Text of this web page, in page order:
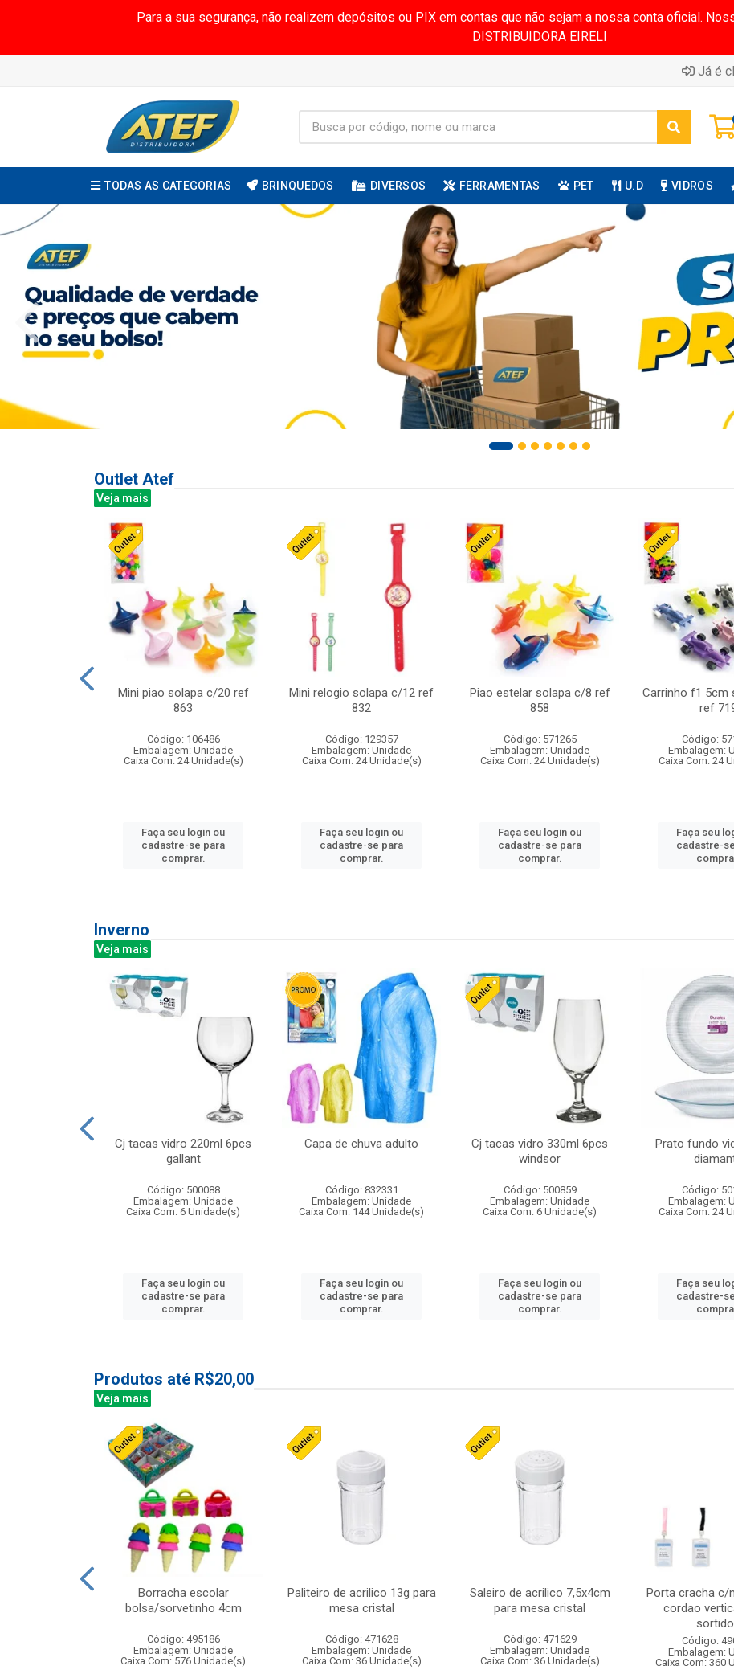
Para a sua segurança, não realizem depósitos ou PIX em contas que não sejam a nossa conta oficial.
DISTRIBUIDORA EIRELI
Já é
TODAS AS CATEGORIAS BRINQUEDOS DIVERSOS FERRAMENTAS PET U.D VIDROS
Outlet Atef
Veja mais
Mini piao solapa c/20 ref
863
Código: 106486
Embalagem: Unidade
Caixa Com: 24 Unidade(s)
Faça seu login ou
cadastre-se para
comprar.
Mini relogio solapa c/12 ref
832
Código: 129357
Embalagem: Unidade
Caixa Com: 24 Unidade(s)
Faça seu login ou
cadastre-se para
comprar.
Piao estelar solapa c/8 ref
858
Código: 571265
Embalagem: Unidade
Caixa Com: 24 Unidade(s)
Faça seu login ou
cadastre-se para
comprar.
Carrinho f1 5cm
ref
Código:
Embalagem:
Caixa Com: 24
Faça seu
cadastre-
Inverno
Veja mais
Cj tacas vidro 220ml 6pcs
gallant
Código: 500088
Embalagem: Unidade
Caixa Com: 6 Unidade(s)
Faça seu login ou
cadastre-se para
comprar.
Capa de chuva adulto
Código: 832331
Embalagem: Unidade
Caixa Com: 144 Unidade(s)
Faça seu login ou
cadastre-se para
comprar.
Cj tacas vidro 330ml 6pcs
windsor
Código: 500859
Embalagem: Unidade
Caixa Com: 6 Unidade(s)
Faça seu login ou
cadastre-se para
comprar.
Prato fundo
Código:
Embalagem:
Caixa Com: 24
Faça seu
cadastre-
Produtos até R$20,00
Veja mais
Borracha escolar
bolsa/sorvetinho 4cm
Código: 495186
Embalagem: Unidade
Caixa Com: 576 Unidade(s)
Paliteiro de acrilico 13g para
mesa cristal
Código: 471628
Embalagem: Unidade
Caixa Com: 36 Unidade(s)
Saleiro de acrilico 7,5x4cm
para mesa cristal
Código: 471629
Embalagem: Unidade
Caixa Com: 36 Unidade(s)
Porta cracha c/
cordao
Código:
Embalagem:
Caixa Com: 360